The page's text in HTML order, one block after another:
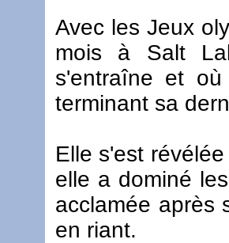
Avec les Jeux
mois à Salt
s'entraîne et
terminant sa
Elle s'est
elle a dominé
acclamée après
en riant.